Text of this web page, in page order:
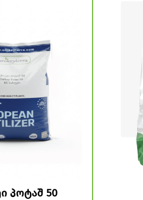
პოტაშ 50